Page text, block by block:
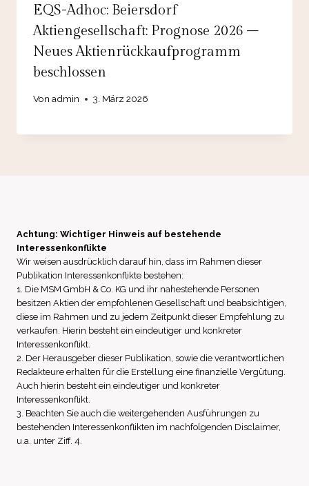
EQS-Adhoc: Beiersdorf
Aktiengesellschaft: Prognose 2026 –
Neues Aktienrückkaufprogramm
beschlossen
Von admin 3. März 2026
Achtung: Wichtiger Hinweis auf bestehende
Interessenkonflikte
Wir weisen ausdrücklich darauf hin, dass im Rahmen dieser
Publikation Interessenkonflikte bestehen:
1. Die MSM GmbH & Co. KG und ihr nahestehende Personen
besitzen Aktien der empfohlenen Gesellschaft und beabsichtigen,
diese im Rahmen und zu jedem Zeitpunkt dieser Empfehlung zu
verkaufen. Hierin besteht ein eindeutiger und konkreter
Interessenkonflikt.
2. Der Herausgeber dieser Publikation, sowie die verantwortlichen
Redakteure erhalten für die Erstellung eine finanzielle Vergütung.
Auch hierin besteht ein eindeutiger und konkreter
Interessenkonflikt.
3. Beachten Sie auch die weitergehenden Ausführungen zu
bestehenden Interessenkonflikten im nachfolgenden Disclaimer,
u.a. unter Ziff. 4.